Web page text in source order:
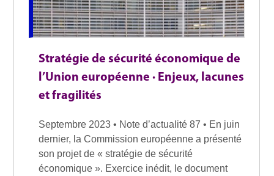
Stratégie de sécurité économique de
l’Union européenne · Enjeux, lacunes
et fragilités
Septembre 2023 • Note d’actualité 87 • En juin
dernier, la Commission européenne a présenté
son projet de « stratégie de sécurité
économique ». Exercice inédit, le document